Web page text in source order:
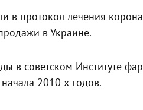
в протокол лечения
в Украине.
в советском Институте
2010-х годов.